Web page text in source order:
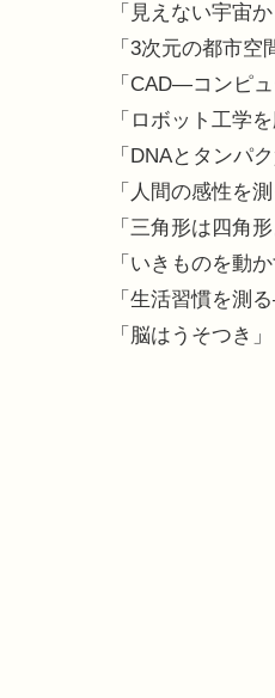
「見えない宇宙
「3次元の都市
「CAD―コンピ
「ロボット工学
「DNAとタンパ
「人間の感性を
「三角形は四角
「いきものを動
「生活習慣を測
「脳はうそつき